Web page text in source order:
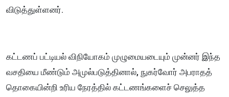
விடுத்துள்ளனர்.
​கட்டணப் பட்டியல் விநியோகம் முழுமையடையும் முன்னர் இந்த
வசதியை மீண்டும் அமுல்படுத்தினால், நுகர்வோர் அபராதத்
தொகையின்றி உரிய நேரத்தில் கட்டணங்களைச் செலுத்த